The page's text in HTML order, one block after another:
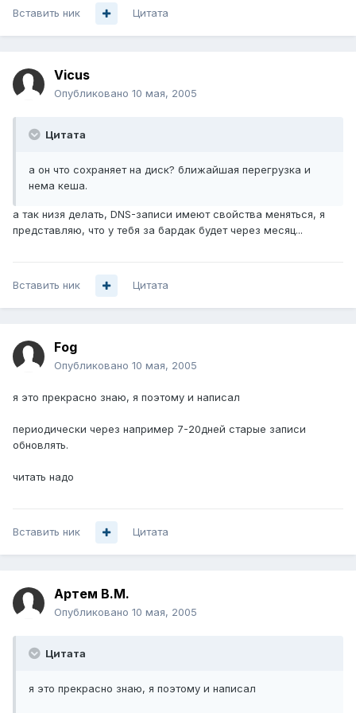
Вставить ник Цитата
Vicus
Опубликовано 10 мая, 2005
Цитата
а он что сохраняет на диск? ближайшая перегрузка и
нема кеша.
а так низя делать, DNS-записи имеют свойства меняться, я
представляю, что у тебя за бардак будет через месяц...
Вставить ник Цитата
Fog
Опубликовано 10 мая, 2005
я это прекрасно знаю, я поэтому и написал
периодически через например 7-20дней старые записи
обновлять.
читать надо
Вставить ник Цитата
Артем B.M.
Опубликовано 10 мая, 2005
Цитата
я это прекрасно знаю, я поэтому и написал